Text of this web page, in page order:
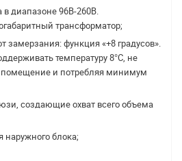
в диапазоне 96В-260В.
трансформатор;
замерзания: функция «+8 градусов».
температуру 8°С, не
помещение и потребляя минимум
создающие охват всего объема
блока;